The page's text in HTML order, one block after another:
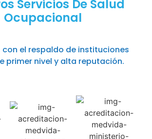
Servicios De Salud
Ocupacional
el respaldo de instituciones
primer nivel y alta reputación.